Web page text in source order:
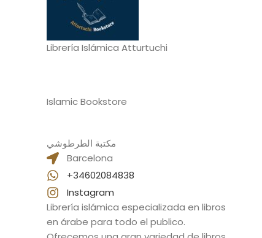
Librería Islámica Atturtuchi
Islamic Bookstore
مكتبة الطرطوشي
Barcelona
+34602084838
Instagram
Librería islámica especializada en libros
en árabe para todo el publico.